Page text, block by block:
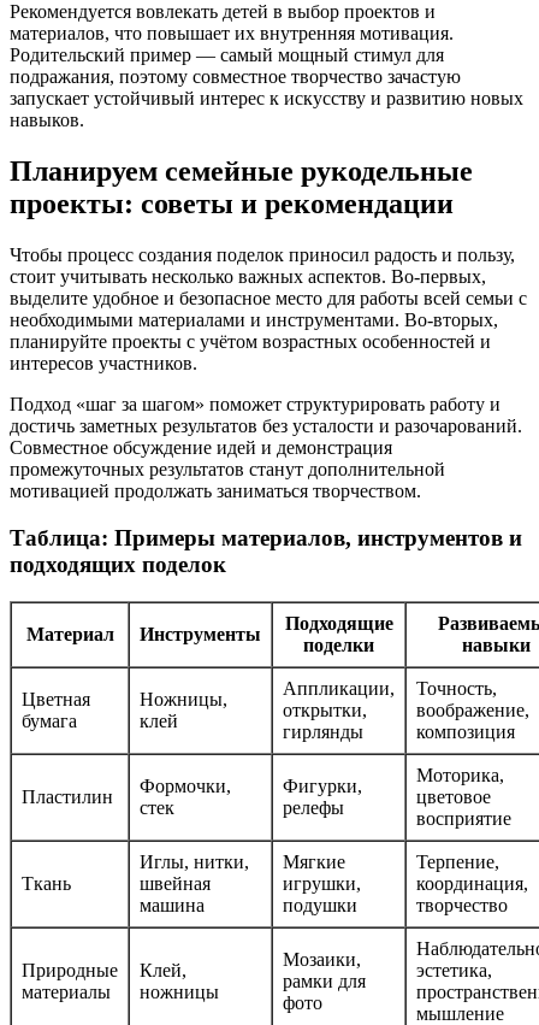
Рекомендуется вовлекать детей в выбор проектов и
материалов, что повышает их внутренняя мотивация.
Родительский пример — самый мощный стимул для
подражания, поэтому совместное творчество зачастую
запускает устойчивый интерес к искусству и развитию новых
навыков.
Планируем семейные рукодельные
проекты: советы и рекомендации
Чтобы процесс создания поделок приносил радость и пользу,
стоит учитывать несколько важных аспектов. Во-первых,
выделите удобное и безопасное место для работы всей семьи с
необходимыми материалами и инструментами. Во-вторых,
планируйте проекты с учётом возрастных особенностей и
интересов участников.
Подход «шаг за шагом» поможет структурировать работу и
достичь заметных результатов без усталости и разочарований.
Совместное обсуждение идей и демонстрация
промежуточных результатов станут дополнительной
мотивацией продолжать заниматься творчеством.
Таблица: Примеры материалов, инструментов и
подходящих поделок
Материал Инструменты
Подходящие
поделки
навыки
Цветная
бумага
Ножницы,
клей
Аппликации,
открытки,
гирлянды
Точность,
воображение,
композиция
Пластилин
Формочки,
стек
Фигурки,
релефы
Моторика,
цветовое
восприятие
Ткань
Иглы, нитки,
швейная
машина
Мягкие
игрушки,
подушки
Терпение,
координация,
творчество
Природные
материалы
Клей,
ножницы
Мозаики,
рамки для
фото
эстетика,
мышление